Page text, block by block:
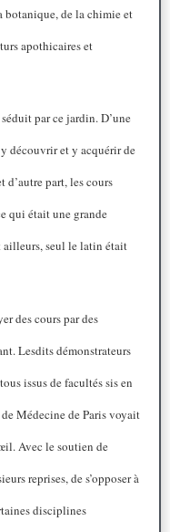
botanique, de la chimie et
apothicaires et
par ce jardin. D’une
découvrir et y acquérir de
d’autre part, les cours
qui était une grande
ailleurs, seul le latin était
des cours par des
Lesdits démonstrateurs
issus de facultés sis en
Médecine de Paris voyait
Avec le soutien de
reprises, de s’opposer à
disciplines